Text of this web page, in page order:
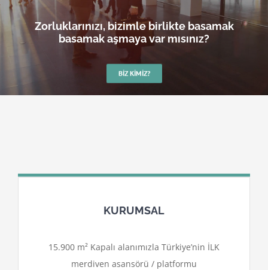
Zorluklarınızı, bizimle birlikte basamak
basamak aşmaya var mısınız?
BIZ KIMIZ?
KURUMSAL
15.900 m² Kapalı alanımızla Türkiye’nin İLK
merdiven asansörü / platformu